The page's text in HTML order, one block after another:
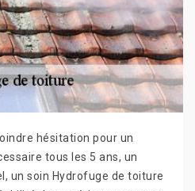
hésitation pour un
tous les 5 ans, un
un soin Hydrofuge de toiture